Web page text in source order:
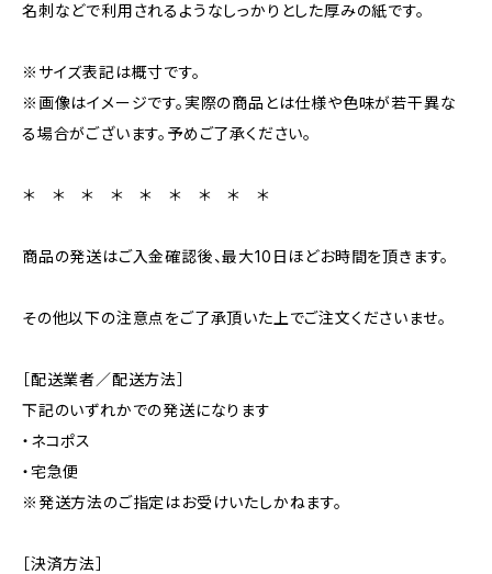
名刺などで利用されるようなしっかりとした厚みの紙です。
※サイズ表記は概寸です。
※画像はイメージです。実際の商品とは仕様や色味が若干異な
る場合がございます。予めご了承ください。
＊ ＊ ＊ ＊ ＊ ＊ ＊ ＊ ＊
商品の発送はご入金確認後、最大10日ほどお時間を頂きます。
その他以下の注意点をご了承頂いた上でご注文くださいませ。
［配送業者／配送方法］
下記のいずれかでの発送になります
・ネコポス
・宅急便
※発送方法のご指定はお受けいたしかねます。
［決済方法］